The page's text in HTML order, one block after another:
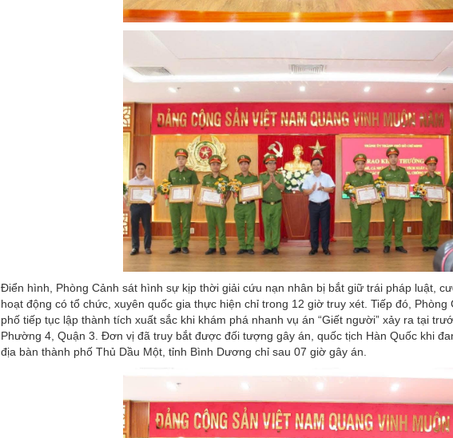
Điển hình, Phòng Cảnh sát hình sự kịp thời giải cứu nạn nhân bị bắt giữ trái pháp luật,
hoạt động có tổ chức, xuyên quốc gia thực hiện chỉ trong 12 giờ truy xét. Tiếp đó,
phố tiếp tục lập thành tích xuất sắc khi khám phá nhanh vụ án “Giết người” xảy ra tại
Phường 4, Quận 3. Đơn vị đã truy bắt được đối tượng gây án, quốc tịch Hàn Quốc khi
địa bàn thành phố Thủ Dầu Một, tỉnh Bình Dương chỉ sau 07 giờ gây án.